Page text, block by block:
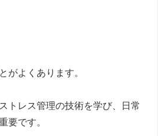
がよくあります。
トレス管理の技術を学び、日常
要です。